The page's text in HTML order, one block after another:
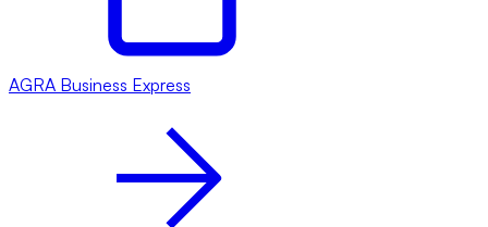
AGRA Business Express